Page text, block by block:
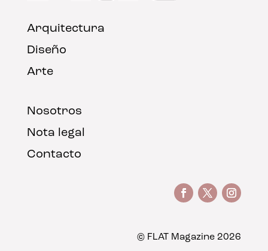
Arquitectura
Diseño
Arte
Nosotros
Nota legal
Contacto
© FLAT Magazine 2026